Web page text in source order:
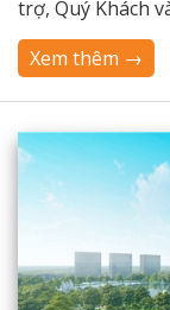
trợ, Quý Khách
Xem thêm →